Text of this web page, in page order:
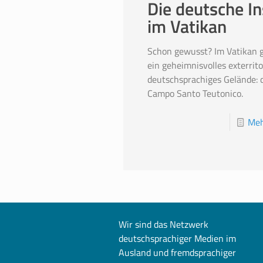
Die deutsche
im Vatikan
Schon gewusst? Im Vatikan
ein geheimnisvolles
deutschsprachiges Gelände:
Campo Santo Teutonico.
Wir sind das Netzwerk
deutschsprachiger Medien im
Ausland und fremdsprachiger